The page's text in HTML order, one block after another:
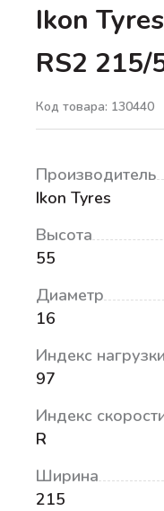
Ikon
RS2 215/
Код товара: 130440
Производитель
Ikon Tyres
Высота
55
Диаметр
16
Индекс нагрузки
97
Индекс
R
Ширина
215